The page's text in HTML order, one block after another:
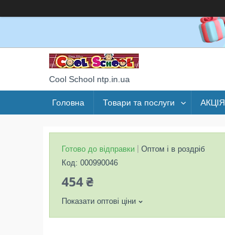
Cool School ntp.in.ua
Головна Товари та послуги АКЦІЯ
Готово до відправки
Оптом і в роздріб
Код: 000990046
454 ₴
Показати оптові ціни